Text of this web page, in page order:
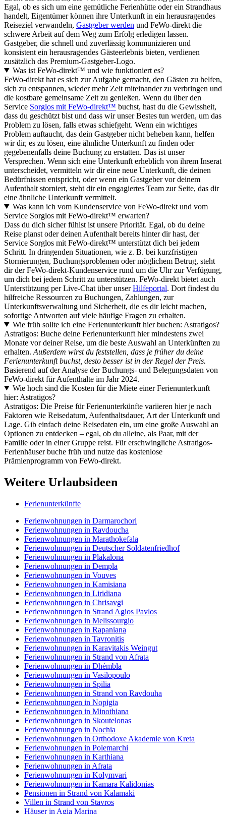
Egal, ob es sich um eine gemütliche Ferienhütte oder ein Strandhaus
handelt, Eigentümer können ihre Unterkunft in ein herausragendes
Reiseziel verwandeln, Gastgeber werden und FeWo-direkt die
schwere Arbeit auf dem Weg zum Erfolg erledigen lassen.
Gastgeber, die schnell und zuverlässig kommunizieren und
konsistent ein herausragendes Gästeerlebnis bieten, verdienen
zusätzlich das Premium-Gastgeber-Logo.
Was ist FeWo-direkt™ und wie funktioniert es?
FeWo-direkt hat es sich zur Aufgabe gemacht, den Gästen zu helfen,
sich zu entspannen, wieder mehr Zeit miteinander zu verbringen und
die kostbare gemeinsame Zeit zu genießen. Wenn du über den
Service Sorglos mit FeWo-direkt™ buchst, hast du die Gewissheit,
dass du geschützt bist und dass wir unser Bestes tun werden, um das
Problem zu lösen, falls etwas schiefgeht. Wenn ein wichtiges
Problem auftaucht, das dein Gastgeber nicht beheben kann, helfen
wir dir, es zu lösen, eine ähnliche Unterkunft zu finden oder
gegebenenfalls deine Buchung zu erstatten. Das ist unser
Versprechen. Wenn sich eine Unterkunft erheblich von ihrem Inserat
unterscheidet, vermitteln wir dir eine neue Unterkunft, die deinen
Bedürfnissen entspricht, oder wenn ein Gastgeber vor deinem
Aufenthalt storniert, steht dir ein engagiertes Team zur Seite, das dir
eine ähnliche Unterkunft vermittelt.
Was kann ich vom Kundenservice von FeWo-direkt und vom
Service Sorglos mit FeWo-direkt™ erwarten?
Dass du dich sicher fühlst ist unsere Priorität. Egal, ob du deine
Reise planst oder deinen Aufenthalt bereits hinter dir hast, der
Service Sorglos mit FeWo-direkt™ unterstützt dich bei jedem
Schritt. In dringenden Situationen, wie z. B. bei kurzfristigen
Stornierungen, Buchungsproblemen oder möglichem Betrug, steht
dir der FeWo-direkt-Kundenservice rund um die Uhr zur Verfügung,
um dich bei jedem Schritt zu unterstützen. FeWo-direkt bietet auch
Unterstützung per Live-Chat über unserHilfeportal. Dort findest du
hilfreiche Ressourcen zu Buchungen, Zahlungen, zur
Unterkunftsverwaltung und Sicherheit, die es dir leicht machen,
sofortige Antworten auf viele häufige Fragen zu erhalten.
Wie früh sollte ich eine Ferienunterkunft hier buchen: Astratigos?
Astratigos: Buche deine Ferienunterkunft hier mindestens zwei
Monate vor deiner Reise, um die beste Auswahl an Unterkünften zu
erhalten. Außerdem wirst du feststellen, dass je früher du deine
Ferienunterkunft buchst, desto besser ist in der Regel der Preis.
Basierend auf der Analyse der Buchungs- und Belegungsdaten von
FeWo-direkt für Aufenthalte im Jahr 2024.
Wie hoch sind die Kosten für die Miete einer Ferienunterkunft
hier: Astratigos?
Astratigos: Die Preise für Ferienunterkünfte variieren hier je nach
Faktoren wie Reisedatum, Aufenthaltsdauer, Art der Unterkunft und
Lage. Gib einfach deine Reisedaten ein, um eine große Auswahl an
Optionen zu entdecken – egal, ob du alleine, als Paar, mit der
Familie oder in einer Gruppe reist. Für erschwingliche Astratigos-
Ferienhäuser buche früh und nutze das kostenlose
Prämienprogramm von FeWo-direkt.
Weitere Urlaubsideen
Ferienunterkünfte
Ferienwohnungen in Darmarochori
Ferienwohnungen in Ravdoucha
Ferienwohnungen in Marathokefala
Ferienwohnungen in Deutscher Soldatenfriedhof
Ferienwohnungen in Plakalona
Ferienwohnungen in Dempla
Ferienwohnungen in Vouves
Ferienwohnungen in Kamisiana
Ferienwohnungen in Liridiana
Ferienwohnungen in Chrisavgi
Ferienwohnungen in Strand Agios Pavlos
Ferienwohnungen in Melissourgio
Ferienwohnungen in Rapaniana
Ferienwohnungen in Tavronitis
Ferienwohnungen in Karavitakis Weingut
Ferienwohnungen in Strand von Afrata
Ferienwohnungen in Dhémbla
Ferienwohnungen in Vasilopoulo
Ferienwohnungen in Spilia
Ferienwohnungen in Strand von Ravdouha
Ferienwohnungen in Nopigia
Ferienwohnungen in Minothiana
Ferienwohnungen in Skoutelonas
Ferienwohnungen in Nochia
Ferienwohnungen in Orthodoxe Akademie von Kreta
Ferienwohnungen in Polemarchi
Ferienwohnungen in Karthiana
Ferienwohnungen in Afrata
Ferienwohnungen in Kolymvari
Ferienwohnungen in Kamara Kalidonias
Pensionen in Strand von Kalamaki
Villen in Strand von Stavros
Häuser in Agia Marina